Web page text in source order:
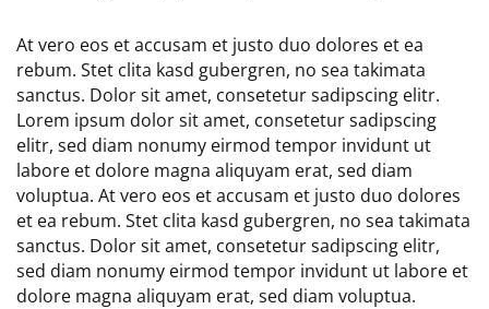
At vero eos et accusam et justo duo dolores et ea
rebum. Stet clita kasd gubergren, no sea takimata
sanctus. Dolor sit amet, consetetur sadipscing elitr.
Lorem ipsum dolor sit amet, consetetur sadipscing
elitr, sed diam nonumy eirmod tempor invidunt ut
labore et dolore magna aliquyam erat, sed diam
voluptua. At vero eos et accusam et justo duo dolores
et ea rebum. Stet clita kasd gubergren, no sea takimata
sanctus. Dolor sit amet, consetetur sadipscing elitr,
sed diam nonumy eirmod tempor invidunt ut labore et
dolore magna aliquyam erat, sed diam voluptua.